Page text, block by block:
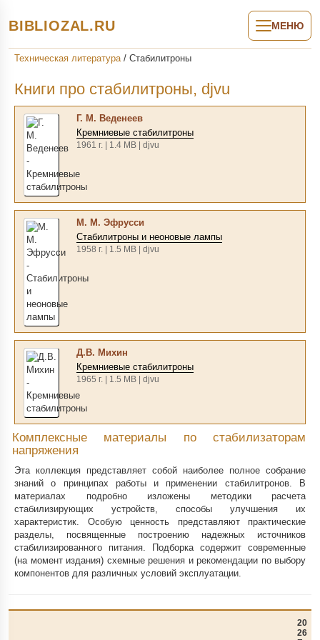
BIBLIOZAL.RU МЕНЮ
Техническая литература/ Стабилитроны
Книги про стабилитроны, djvu
Г. М. Веденеев
Кремниевые стабилитроны
1961 г. | 1.4 MB | djvu
М. М. Эфрусси
Стабилитроны и неоновые лампы
1958 г. | 1.5 MB | djvu
Д.В. Михин
Кремниевые стабилитроны
1965 г. | 1.5 MB | djvu
Комплексные материалы по стабилизаторам
напряжения
Эта коллекция представляет собой наиболее полное собрание
знаний о принципах работы и применении стабилитронов. В
материалах подробно изложены методики расчета
стабилизирующих устройств, способы улучшения их
характеристик. Особую ценность представляют практические
разделы, посвященные построению надежных источников
стабилизированного питания. Подборка содержит современные
(на момент издания) схемные решения и рекомендации по выбору
компонентов для различных условий эксплуатации.
20
26